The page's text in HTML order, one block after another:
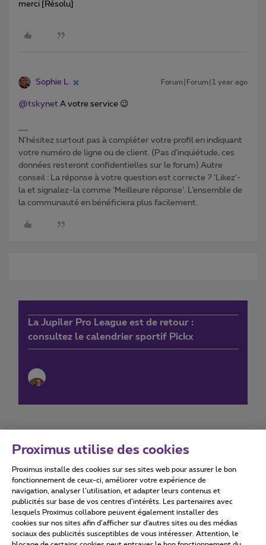
merci [Résolu]
Sophie L. Forum|Forum|1 year ago
@tskynet A votre service 😉
N'hésitez surtout pas à compléter votre profil en indiquant
votre numéro de ligne ou de client. (Pas d'inquiétude, ces
données resteront confidentielles sur le forum) Autre
conseil : La réponse à votre question est correcte ? ‘Likez’-
la et signalez-la comme ‘Meilleure réponse’. L’ensemble de
la communauté en bénéficiera plus facilement.
La Jupiler Pro League est de retour :
consultez le calendrier sportif Pickx
Conditions d'utilisation Accessibility statement
Tous droits réservés. © 2026 Proximus
Proximus utilise des cookies
Proximus installe des cookies sur ses sites web pour assurer le bon
fonctionnement de ceux-ci, améliorer votre expérience de
navigation, analyser l’utilisation, et adapter leurs contenus et
publicités sur base de vos centres d’intérêts. Les partenaires avec
lesquels Proximus collabore peuvent également installer des
cookies sur nos sites afin d’afficher sur d'autres sites ou des médias
sociaux des publicités susceptibles de vous intéresser. Attention, le